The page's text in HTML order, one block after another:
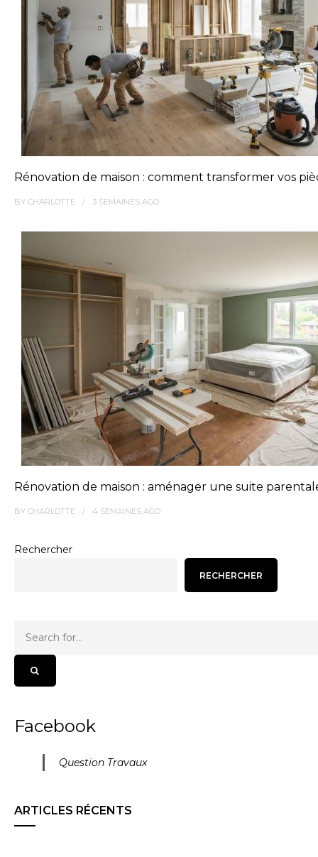
Rénovation de maison : comment transformer vos
BY CHARLOTTE 3 SEMAINES AGO
Rénovation de maison : aménager une suite
BY CHARLOTTE 4 SEMAINES AGO
Rechercher
RECHERCHER
Facebook
Question Travaux
ARTICLES RÉCENTS